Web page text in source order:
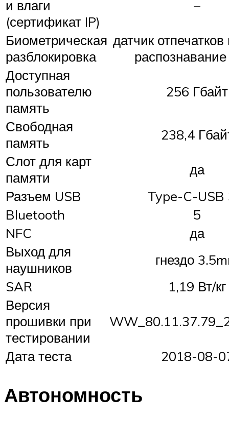
и влаги
(сертификат IP)
–
Биометрическая
разблокировка
датчик
Доступная
пользователю
память
256 Гбайт
Свободная
память
238,4
Слот для карт
памяти
да
Разъем USB
Type-C-USB
Bluetooth
5
NFC
да
Выход для
наушников
гнездо
SAR
1,19 Вт/кг
Версия
прошивки при
тестировании
Дата теста 2018-08-
Автономность